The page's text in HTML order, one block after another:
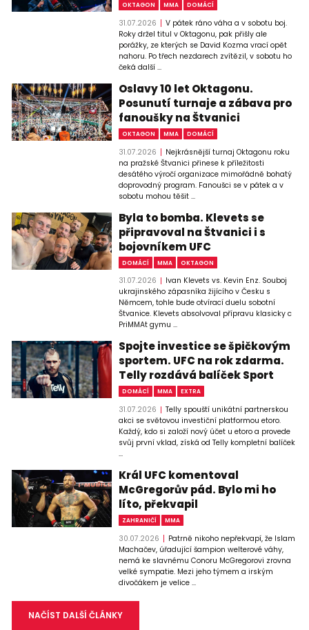
OKTAGON MMA DOMÁCÍ
31.07.2026
V pátek ráno váha a v sobotu boj.
Roky držel titul v Oktagonu, pak přišly ale
porážky, ze kterých se David Kozma vrací opět
nahoru. Po třech nezdarech zvítězil, v sobotu ho
čeká další ...
Oslavy 10 let Oktagonu.
Posunutí turnaje a zábava pro
fanoušky na Štvanici
OKTAGON MMA DOMÁCÍ
31.07.2026
Nejkrásnější turnaj Oktagonu roku
na pražské Štvanici přinese k příležitosti
desátého výročí organizace mimořádně bohatý
doprovodný program. Fanoušci se v pátek a v
sobotu mohou těšit ...
Byla to bomba. Klevets se
připravoval na Štvanici i s
bojovníkem UFC
DOMÁCÍ MMA OKTAGON
31.07.2026
Ivan Klevets vs. Kevin Enz. Souboj
ukrajinského zápasníka žijícího v Česku s
Němcem, tohle bude otvírací duelu sobotní
Štvanice. Klevets absolvoval přípravu klasicky c
PriMMAt gymu ...
Spojte investice se špičkovým
sportem. UFC na rok zdarma.
Telly rozdává balíček Sport
DOMÁCÍ MMA EXTRA
31.07.2026
Telly spouští unikátní partnerskou
akci se světovou investiční platformou etoro.
Každý, kdo si založí nový účet u etoro a provede
svůj první vklad, získá od Telly kompletní balíček
...
Král UFC komentoval
McGregorův pád. Bylo mi ho
líto, překvapil
ZAHRANIČÍ MMA
30.07.2026
Patrně nikoho nepřekvapí, že Islam
Machačev, úřadující šampion welterové váhy,
nemá ke slavnému Conoru McGregorovi zrovna
velké sympatie. Mezi jeho týmem a irským
divočákem je velice ...
NAČÍST DALŠÍ ČLÁNKY